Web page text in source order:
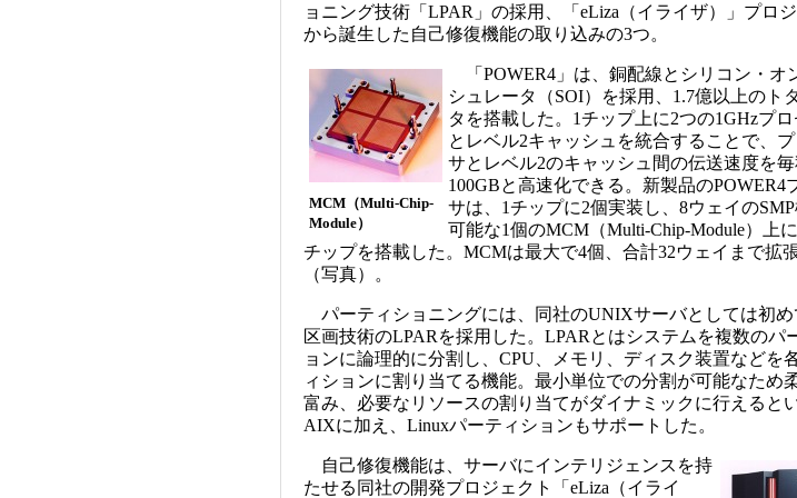
ョニング技術「LPAR」の採用、「eLiza（イライザ）」プロ
から誕生した自己修復機能の取り込みの3つ。
MCM（Multi-Chip-
Module）
「POWER4」は、銅配線とシリコン・オ
シュレータ（SOI）を採用、1.7億以上のト
タを搭載した。1チップ上に2つの1GHzプ
とレベル2キャッシュを統合することで、
サとレベル2のキャッシュ間の伝送速度を
100GBと高速化できる。新製品のPOWER4
サは、1チップに2個実装し、8ウェイの
可能な1個のMCM（Multi-Chip-Module）上
チップを搭載した。MCMは最大で4個、合計32ウェイまで拡
（写真）。
パーティショニングには、同社のUNIXサーバとしては初め
区画技術のLPARを採用した。LPARとはシステムを複数のパ
ョンに論理的に分割し、CPU、メモリ、ディスク装置などを
ィションに割り当てる機能。最小単位での分割が可能なため
富み、必要なリソースの割り当てがダイナミックに行えるとい
AIXに加え、Linuxパーティションもサポートした。
自己修復機能は、サーバにインテリジェンスを持
たせる同社の開発プロジェクト「eLiza（イライ